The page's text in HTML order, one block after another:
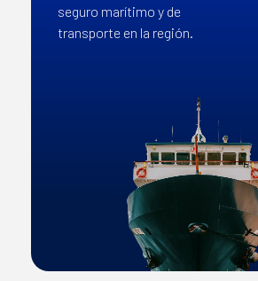
seguro marítimo y de
transporte en la región.